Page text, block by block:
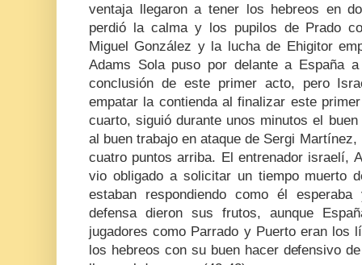
ventaja llegaron a tener los hebreos en
perdió la calma y los pupilos de Prado
Miguel González y la lucha de Ehigitor
Adams Sola puso por delante a España
conclusión de este primer acto, pero
empatar la contienda al finalizar este
cuarto, siguió durante unos minutos el
al buen trabajo en ataque de Sergi
cuatro puntos arriba. El entrenador israelí,
vio obligado a solicitar un tiempo muerto
estaban respondiendo como él
defensa dieron sus frutos, aunque
jugadores como Parrado y Puerto eran los
los hebreos con su buen hacer defensivo